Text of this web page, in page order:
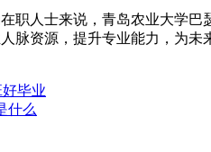
职人士来说，青岛农业大学巴
脉资源，提升专业能力，为
毕业
什么